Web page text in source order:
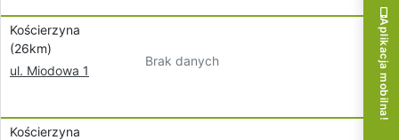
Kościerzyna
(26km)
ul. Miodowa 1
Brak danych
Kościerzyna
Aplikacja mobilna!